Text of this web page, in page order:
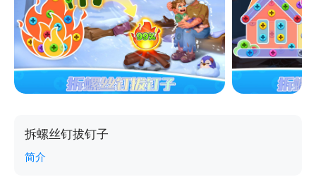
拆螺丝钉拔钉子
简介